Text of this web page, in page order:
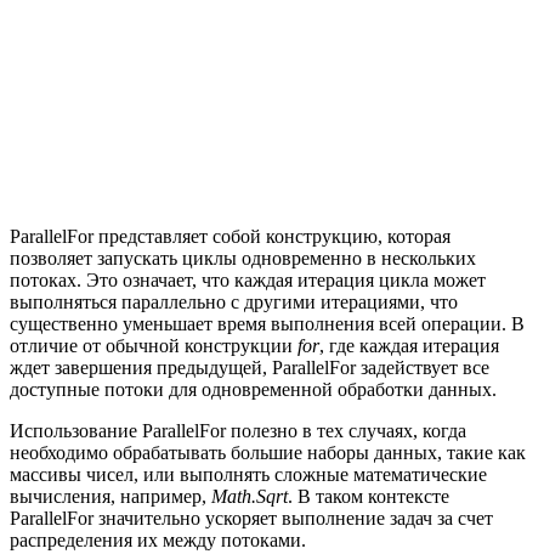
ParallelFor представляет собой конструкцию, которая
позволяет запускать циклы одновременно в нескольких
потоках. Это означает, что каждая итерация цикла может
выполняться параллельно с другими итерациями, что
существенно уменьшает время выполнения всей операции. В
отличие от обычной конструкции for, где каждая итерация
ждет завершения предыдущей, ParallelFor задействует все
доступные потоки для одновременной обработки данных.
Использование ParallelFor полезно в тех случаях, когда
необходимо обрабатывать большие наборы данных, такие как
массивы чисел, или выполнять сложные математические
вычисления, например, Math.Sqrt. В таком контексте
ParallelFor значительно ускоряет выполнение задач за счет
распределения их между потоками.